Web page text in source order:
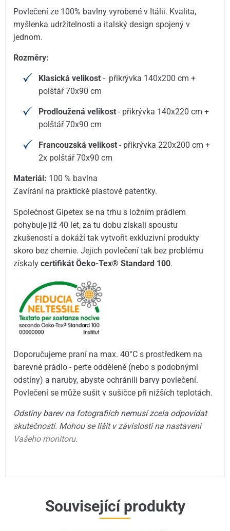
Povlečení ze 100% bavlny vyrobené v Itálii. Kvalita,
myšlenka udržitelnosti a italský design spojený v
jednom.
Rozměry:
Klasická velikost - přikrývka 140x200 cm +
polštář 70x90 cm
Prodloužená velikost - přikrývka 140x220 cm +
polštář 70x90 cm
Francouzská velikost - přikrývka 220x200 cm +
2x polštář 70x90 cm
Materiál: 100 % bavlna
Zavírání na praktické plastové patentky.
Společnost Gipetex se na trhu s ložním prádlem
pohybuje již 40 let, za tu dobu získali spoustu
zkušeností a dokáží tak vytvořit exkluzivní produkty
skoro bez chemie. Jejich povlečení tak bez problému
získalycertifikát Öeko-Tex® Standard 100.
Doporučujeme praní na max. 40°C s prostředkem na
barevné prádlo - perte odděleně (nebo s podobnými
odstíny) a naruby, abyste ochránili barvy povlečení.
Povlečení se může sušit v sušičce při nižších teplotách.
Odstíny barev na fotografiích nemusí zcela odpovídat
skutečnosti. Mohou se lišit v závislosti na nastavení
Vašeho monitoru.
Související produkty